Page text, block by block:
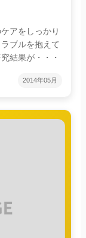
アをしっかり
ブルを抱えて
結果が・・・
2014年05月